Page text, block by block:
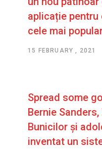
aplicație pentru
cele mai
15 FEBRUARY , 2021
Spread some
Bernie
Bunicilor și
inventat un